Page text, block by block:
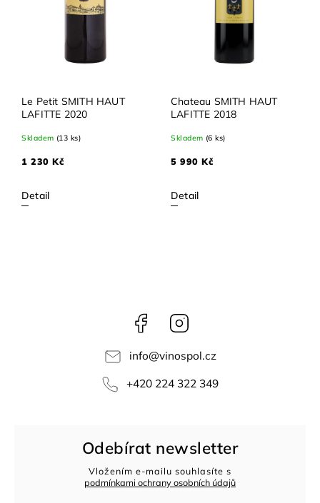
Le Petit SMITH HAUT
LAFITTE 2020
Skladem (13 ks)
1 230 Kč
Detail
Chateau SMITH HAUT
LAFITTE 2018
Skladem (6 ks)
5 990 Kč
Detail
Facebook
info@vinospol.cz
+420 224 322 349
Odebírat newsletter
Vložením e-mailu souhlasíte s
podmínkami ochrany osobních údajů